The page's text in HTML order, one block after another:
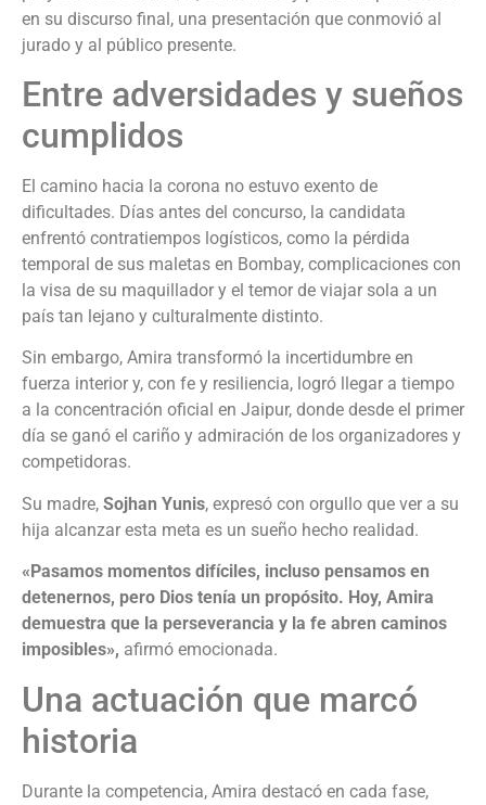
en su discurso final, una presentación que conmovió al
jurado y al público presente.
Entre adversidades y sueños
cumplidos
El camino hacia la corona no estuvo exento de
dificultades. Días antes del concurso, la candidata
enfrentó contratiempos logísticos, como la pérdida
temporal de sus maletas en Bombay, complicaciones con
la visa de su maquillador y el temor de viajar sola a un
país tan lejano y culturalmente distinto.
Sin embargo, Amira transformó la incertidumbre en
fuerza interior y, con fe y resiliencia, logró llegar a tiempo
a la concentración oficial en Jaipur, donde desde el primer
día se ganó el cariño y admiración de los organizadores y
competidoras.
Su madre, Sojhan Yunis, expresó con orgullo que ver a su
hija alcanzar esta meta es un sueño hecho realidad.
«Pasamos momentos difíciles, incluso pensamos en
detenernos, pero Dios tenía un propósito. Hoy, Amira
demuestra que la perseverancia y la fe abren caminos
imposibles», afirmó emocionada.
Una actuación que marcó
historia
Durante la competencia, Amira destacó en cada fase,